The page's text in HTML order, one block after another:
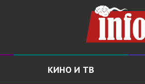
КИНО И ТВ